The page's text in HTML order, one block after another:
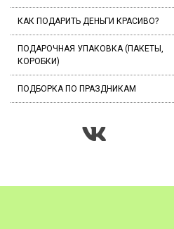
КАК ПОДАРИТЬ ДЕНЬГИ КРАСИВО?
ПОДАРОЧНАЯ УПАКОВКА (ПАКЕТЫ,
КОРОБКИ)
ПОДБОРКА ПО ПРАЗДНИКАМ